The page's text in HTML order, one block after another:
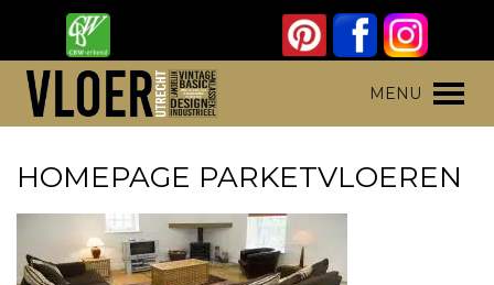
content
MENU
HOMEPAGE PARKETVLOEREN